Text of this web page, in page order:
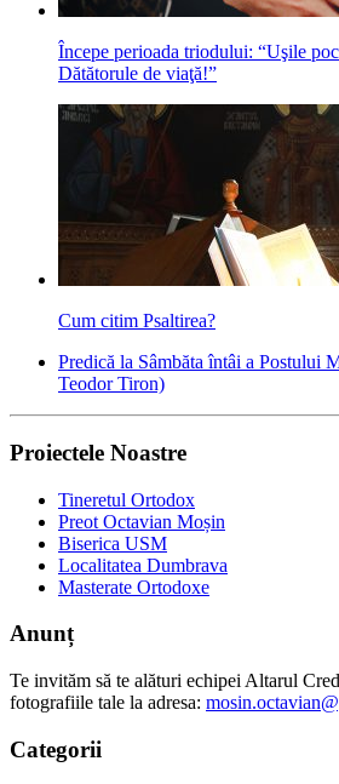
Începe perioada triodului: “Uşile
Dătătorule de viaţă!”
Cum citim Psaltirea?
Predică la Sâmbăta întâi a Postului
Teodor Tiron)
Proiectele Noastre
Tineretul Ortodox
Preot Octavian Moșin
Biserica USM
Localitatea Dumbrava
Masterate Ortodoxe
Anunț
Te invităm să te alături echipei Altarul
fotografiile tale la adresa:
Categorii